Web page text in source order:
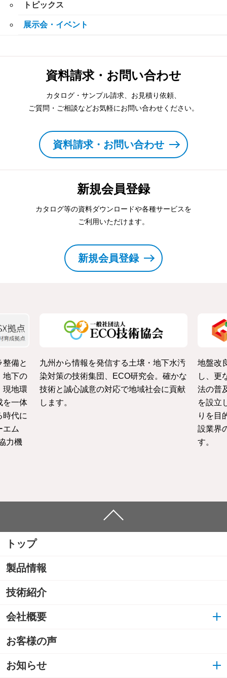
トピックス
展示会・イベント
資料請求・お問い合わせ
カタログ・サンプル請求、お見積り依頼、
ご質問・ご相談などお気軽にお問い合わせください。
資料請求・お問い合わせ
新規会員登録
カタログ等の資料ダウンロードや各種サービスを
ご利用いただけます。
新規会員登録
備と
地下の
現地環
を一体
時代に
エム
力機
九州から情報を発信する土壌・地下水汚
染対策の技術集団、ECO研究会。確かな
技術と誠心誠意の対応で地域社会に貢献
します。
地盤改
し、更
法の普
を設立
りを目
設業界
す。
トップ
製品情報
技術紹介
会社概要
お客様の声
お知らせ